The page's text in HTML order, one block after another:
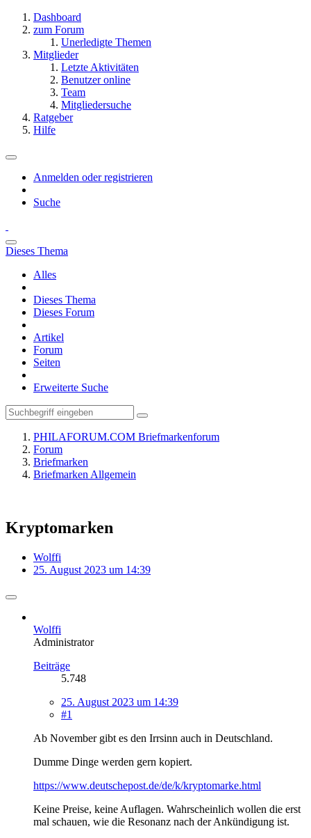
Dashboard
zum Forum
Unerledigte Themen
Mitglieder
Letzte Aktivitäten
Benutzer online
Team
Mitgliedersuche
Ratgeber
Hilfe
Anmelden oder registrieren
Suche
Dieses Thema
Alles
Dieses Thema
Dieses Forum
Artikel
Forum
Seiten
Erweiterte Suche
PHILAFORUM.COM Briefmarkenforum
Forum
Briefmarken
Briefmarken Allgemein
Kryptomarken
Wolffi
25. August 2023 um 14:39
Wolffi
Administrator
Beiträge
5.748
25. August 2023 um 14:39
#1
Ab November gibt es den Irrsinn auch in Deutschland.
Dumme Dinge werden gern kopiert.
https://www.deutschepost.de/de/k/kryptomarke.html
Keine Preise, keine Auflagen. Wahrscheinlich wollen die erst
mal schauen, wie die Resonanz nach der Ankündigung ist.